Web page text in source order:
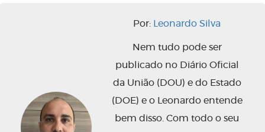
Por: Leonardo Silva
Nem tudo pode ser
publicado no Diário Oficial
da União (DOU) e do Estado
(DOE) e o Leonardo entende
bem disso. Com todo o seu